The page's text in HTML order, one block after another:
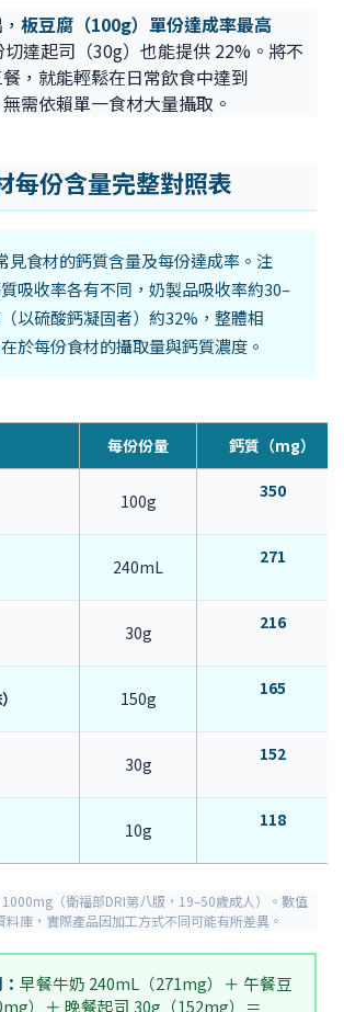
板豆腐（100g）單份達成率最高
切達起司（30g）也能提供 22%。將不
，就能輕鬆在日常飲食中達到
需依賴單一食材大量攝取。
每份含量完整對照表
見食材的鈣質含量及每份達成率。注
吸收率各有不同，奶製品吸收率約30–
以硫酸鈣凝固者）約32%，整體相
於每份食材的攝取量與鈣質濃度。
每份份量 鈣質（mg）
100g 350
240mL 271
30g 216
150g 165
30g 152
10g 118
（衛福部DRI第八版，19–50歲成人）。數值
料庫，實際產品因加工方式不同可能有所差異。
早餐牛奶 240mL（271mg）＋ 午餐豆
）＋ 晚餐起司 30g（152mg）＝